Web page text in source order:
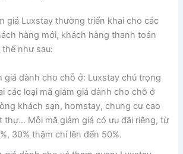
giá Luxstay thường triển khai cho các
hàng mới, khách hàng thanh toán
như sau:
giá dành cho chỗ ở: Luxstay chú trọng
các loại mã giảm giá dành cho chỗ ở
khách sạn, homstay, chung cư cao
thự… Mỗi mã giảm giá có ưu đãi riêng, từ
30% thậm chí lên đến 50%.